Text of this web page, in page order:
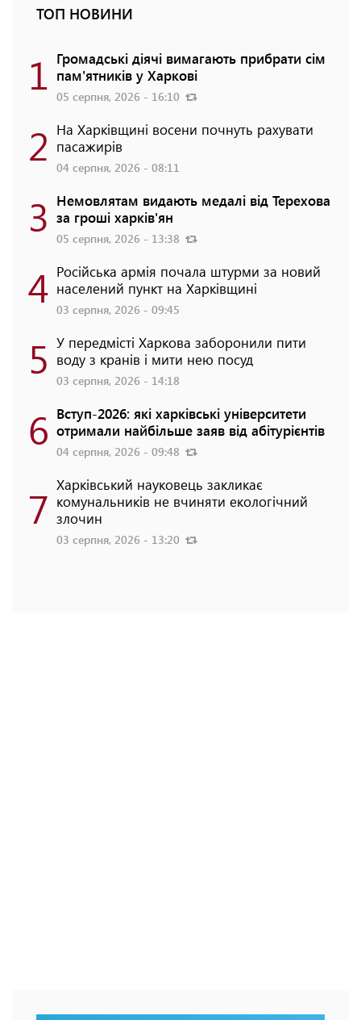
ТОП НОВИНИ
1 Громадські діячі вимагають прибрати сім
пам'ятників у Харкові
05 серпня, 2026 - 16:10
2 На Харківщині восени почнуть рахувати
пасажирів
04 серпня, 2026 - 08:11
3 Немовлятам видають медалі від Терехова
за гроші харків'ян
05 серпня, 2026 - 13:38
4 Російська армія почала штурми за новий
населений пункт на Харківщині
03 серпня, 2026 - 09:45
5 У передмісті Харкова заборонили пити
воду з кранів і мити нею посуд
03 серпня, 2026 - 14:18
6 Вступ-2026: які харківські університети
отримали найбільше заяв від абітурієнтів
04 серпня, 2026 - 09:48
7 Харківський науковець закликає
комунальників не вчиняти екологічний
злочин
03 серпня, 2026 - 13:20